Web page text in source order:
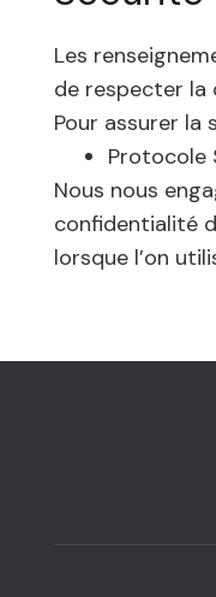
Les
de respecter la
Pour assurer la
Protocole
Nous nous
confidentialité
lorsque l’on